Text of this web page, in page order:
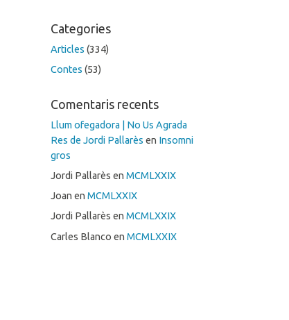
Categories
Articles (334)
Contes (53)
Comentaris recents
Llum ofegadora | No Us Agrada
Res de Jordi Pallarès en Insomni
gros
Jordi Pallarès enMCMLXXIX
Joan enMCMLXXIX
Jordi Pallarès enMCMLXXIX
Carles Blanco enMCMLXXIX